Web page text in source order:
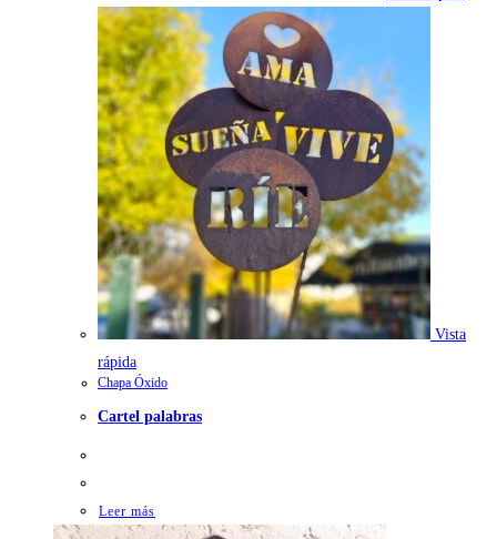
Vista
rápida
Chapa Óxido
Cartel palabras
Leer más